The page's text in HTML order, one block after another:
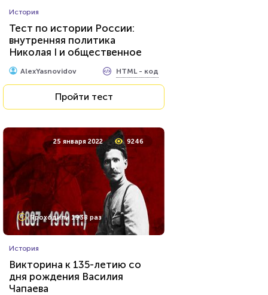
История
Тест по истории России:
внутренняя политика
Николая I и общественное
движение в годы его
правления
AlexYasnovidov HTML - код
Пройти тест
25 января 2022 9246
Проходили 1938 раз
История
Викторина к 135-летию со
дня рождения Василия
Чапаева